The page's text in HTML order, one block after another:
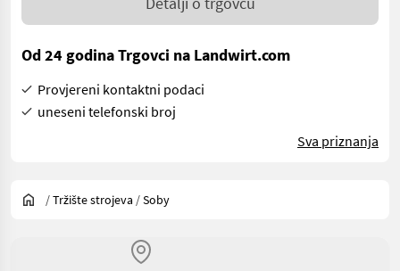
Od 24 godina Trgovci na Landwirt.com
Provjereni kontaktni podaci
uneseni telefonski broj
Sva priznanja
/Tržište strojeva /Soby